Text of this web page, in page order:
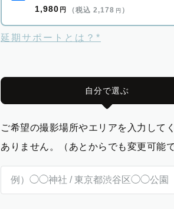
1,980 円 （税込 2,178 円 ）
延期サポートとは？*
自分で選ぶ
ご希望の撮影場所やエリアを入力して
ありません。（あとからでも変更可能で